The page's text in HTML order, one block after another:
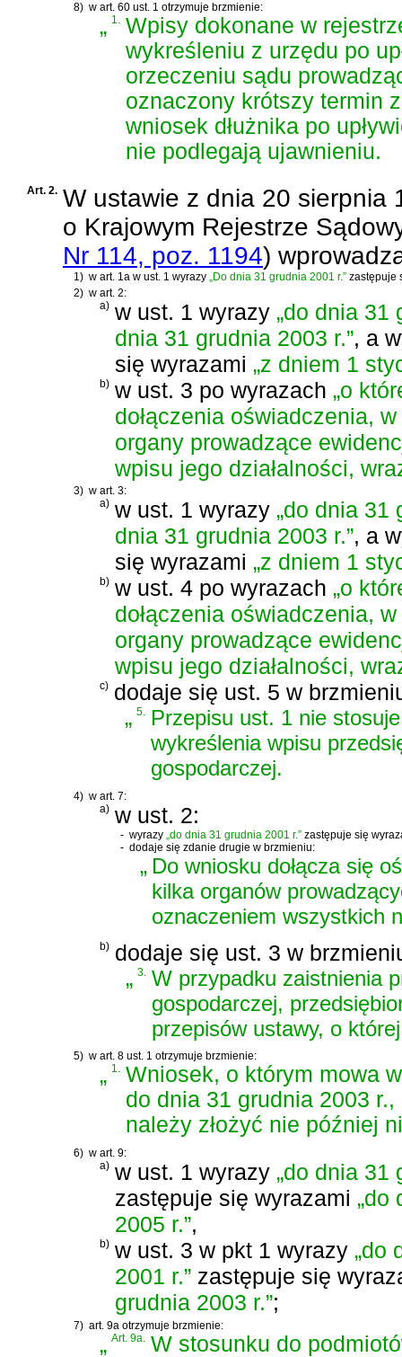
8) w art. 60 ust. 1 otrzymuje brzmienie:
„1. Wpisy dokonane w
wykreśleniu z urzędu po
orzeczeniu sądu
oznaczony krótszy termin
wniosek dłużnika po
nie podlegają ujawnieniu.
Art. 2. W ustawie z dnia 20 sierpnia
o Krajowym Rejestrze
Nr 114, poz. 1194)
1) w art. 1a w ust. 1 wyrazy „Do dnia 31 grudnia 2001 r.” zastępuje
2) w art. 2:
a) w ust. 1 wyrazy „do dnia 31
dnia 31 grudnia 2003 r.”, a
się wyrazami „z dniem 1
b) w ust. 3 po wyrazach „o
dołączenia oświadczenia,
organy prowadzące
wpisu jego działalności,
3) w art. 3:
a) w ust. 1 wyrazy „do dnia 31
dnia 31 grudnia 2003 r.”, a
się wyrazami „z dniem 1
b) w ust. 4 po wyrazach „o
dołączenia oświadczenia,
organy prowadzące
wpisu jego działalności,
c) dodaje się ust. 5 w
„5. Przepisu ust. 1 nie
wykreślenia wpisu
gospodarczej.
4) w art. 7:
a) w ust. 2:
- wyrazy „do dnia 31 grudnia 2001 r.” zastępuje się
- dodaje się zdanie drugie w brzmieniu:
„ Do wniosku dołącza się
kilka organów
oznaczeniem wszystkich
b) dodaje się ust. 3 w
„3.
W przypadku zaistnienia
gospodarczej,
przepisów ustawy, o
5) w art. 8 ust. 1 otrzymuje brzmienie:
„1. Wniosek, o którym mowa
do dnia 31 grudnia 2003
należy złożyć nie później
6) w art. 9:
a) w ust. 1 wyrazy „do dnia 31
zastępuje się wyrazami „do
2005 r.”,
b) w ust. 3 w pkt 1 wyrazy „do
2001 r.” zastępuje się
grudnia 2003 r.”;
7) art. 9a otrzymuje brzmienie:
„Art. 9a.
W stosunku do